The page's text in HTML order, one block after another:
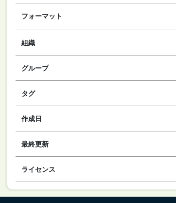
フォーマット
組織
グループ
タグ
作成日
最終更新
ライセンス